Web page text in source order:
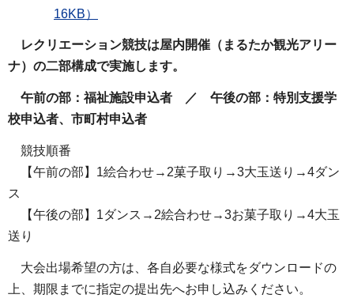
16KB）
レクリエーション競技は屋内開催（まるたか観光アリー
ナ）の二部構成で実施します。
午前の部：福祉施設申込者 ／ 午後の部：特別支援学
校申込者、市町村申込者
競技順番
【午前の部】1絵合わせ→2菓子取り→3大玉送り→4ダン
ス
【午後の部】1ダンス→2絵合わせ→3お菓子取り→4大玉
送り
大会出場希望の方は、各自必要な様式をダウンロードの
上、期限までに指定の提出先へお申し込みください。